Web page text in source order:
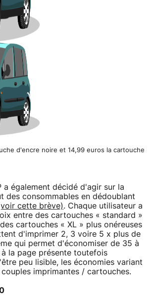
d'encre noire et 14,99 euros la cartouche
a également décidé d'agir sur la
des consommables en dédoublant
cette brève). Chaque utilisateur a
entre des cartouches « standard »
cartouches « XL » plus onéreuses
d'imprimer 2, 3 voire 5 x plus de
qui permet d'économiser de 35 à
la page présente toutefois
peu lisible, les économies variant
imprimantes / cartouches.